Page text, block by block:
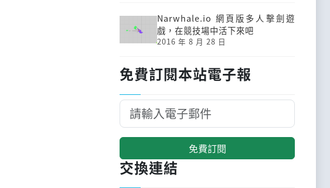
Narwhale.io 網頁版多人擊劍遊
戲，在競技場中活下來吧
2016 年 8 月 28 日
免費訂閱本站電子報
免費訂閱
交換連結